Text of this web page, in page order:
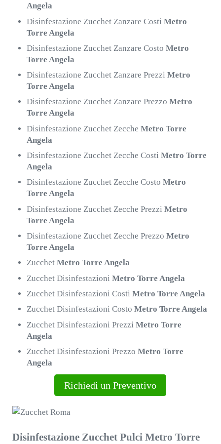
Angela
Disinfestazione Zucchet Zanzare CostiMetro
Torre Angela
Disinfestazione Zucchet Zanzare CostoMetro
Torre Angela
Disinfestazione Zucchet Zanzare PrezziMetro
Torre Angela
Disinfestazione Zucchet Zanzare PrezzoMetro
Torre Angela
Disinfestazione Zucchet ZeccheMetro Torre
Angela
Disinfestazione Zucchet Zecche CostiMetro Torre
Angela
Disinfestazione Zucchet Zecche CostoMetro
Torre Angela
Disinfestazione Zucchet Zecche PrezziMetro
Torre Angela
Disinfestazione Zucchet Zecche PrezzoMetro
Torre Angela
ZucchetMetro Torre Angela
Zucchet DisinfestazioniMetro Torre Angela
Zucchet Disinfestazioni CostiMetro Torre Angela
Zucchet Disinfestazioni CostoMetro Torre Angela
Zucchet Disinfestazioni PrezziMetro Torre
Angela
Zucchet Disinfestazioni PrezzoMetro Torre
Angela
Richiedi un Preventivo
Disinfestazione Zucchet Pulci Metro Torre